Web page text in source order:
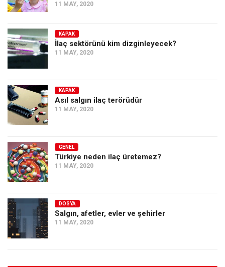
11 MAY, 2020
KAPAK
İlaç sektörünü kim dizginleyecek?
11 MAY, 2020
KAPAK
Asıl salgın ilaç terörüdür
11 MAY, 2020
GENEL
Türkiye neden ilaç üretemez?
11 MAY, 2020
DOSYA
Salgın, afetler, evler ve şehirler
11 MAY, 2020